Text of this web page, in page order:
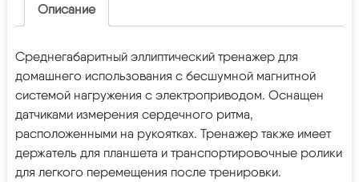
Описание
Среднегабаритный эллиптический тренажер для
домашнего использования с бесшумной магнитной
системой нагружения с электроприводом. Оснащен
датчиками измерения сердечного ритма,
расположенными на рукоятках. Тренажер также имеет
держатель для планшета и транспортировочные ролики
для легкого перемещения после тренировки.